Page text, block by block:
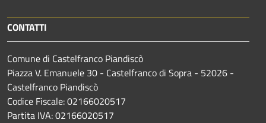
CONTATTI
Comune di Castelfranco Piandiscò
Piazza V. Emanuele 30 - Castelfranco di Sopra - 52026 -
Castelfranco Piandiscò
Codice Fiscale: 02166020517
Partita IVA: 02166020517